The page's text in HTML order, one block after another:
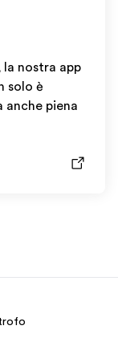
nostra app
solo è
anche piena